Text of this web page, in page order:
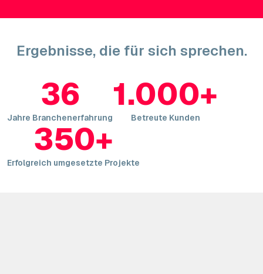
Ergebnisse, die für sich sprechen.
36
Jahre Branchenerfahrung
1.000+
Betreute Kunden
350+
Erfolgreich umgesetzte Projekte